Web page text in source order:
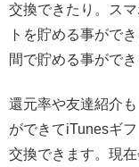
交換できたり。ス
トを貯める事がで
間で貯める事ができ
還元率や友達紹介
ができてiTunesギ
交換できます。現